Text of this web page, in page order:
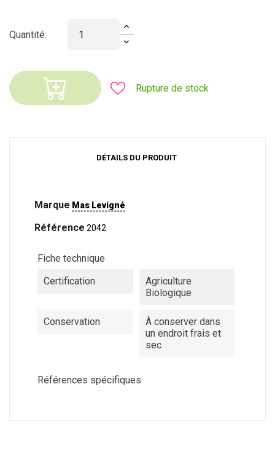
Quantité:
Rupture de stock
DÉTAILS DU PRODUIT
Marque Mas Levigné
Référence 2042
Fiche technique
Certification
Agriculture
Biologique
Conservation
À conserver dans
un endroit frais et
sec
Références spécifiques